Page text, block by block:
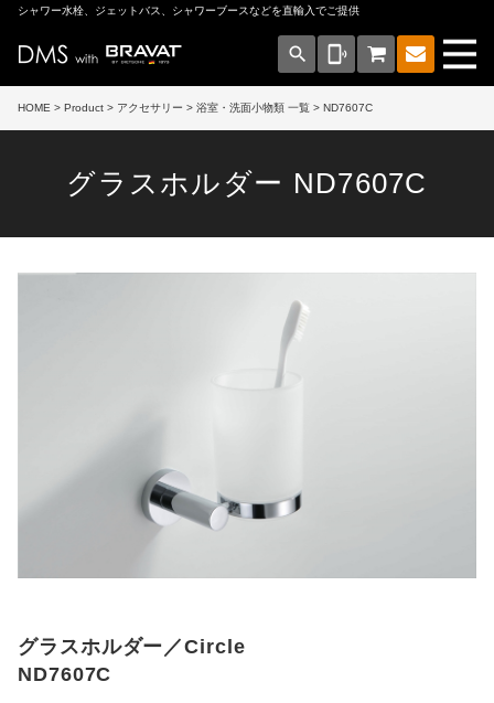
シャワー水栓、ジェットバス、シャワーブースなどを直輸入でご提供
search phonelink_ring
HOME > Product > アクセサリー > 浴室・洗面小物類 一覧 > ND7607C
グラスホルダー ND7607C
グラスホルダー／Circle
ND7607C